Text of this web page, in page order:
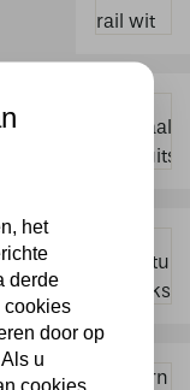
het
derde
cookies
door op
u
cookies,